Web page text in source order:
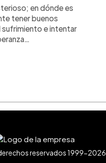
en dónde es
tener buenos
sufrimiento e intentar
reservados 1999-2026